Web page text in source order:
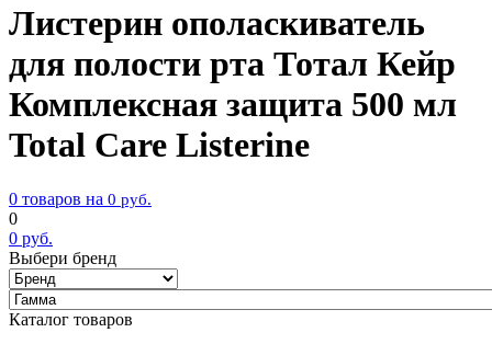
Листерин ополаскиватель
для полости рта Тотал Кейр
Комплексная защита 500 мл
Total Care Listerine
0 товаров на 0 руб.
0
0 руб.
Выбери бренд
Каталог товаров